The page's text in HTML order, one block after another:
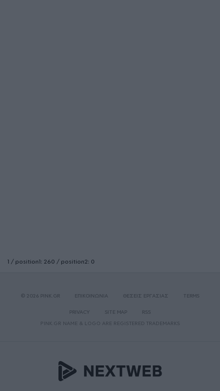
1 / position1: 260 / position2: 0
© 2026 PINK.GR ΕΠΙΚΟΙΝΩΝΙΑ ΘΕΣΕΙΣ ΕΡΓΑΣΙΑΣ TERMS
PRIVACY SITE MAP
RSS
PINK.GR NAME & LOGO ARE REGISTERED TRADEMARKS